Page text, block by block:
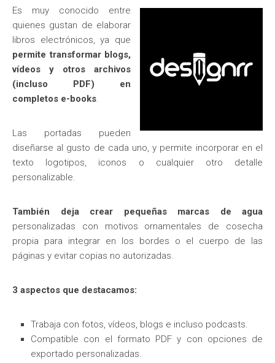
Es muy conocido entre
quienes gustan de elaborar
libros electrónicos, ya que
permite transformar blogs,
vídeos y otros archivos
(incluso PDF) en
completos e-books.
Las portadas pueden
diseñarse al gusto de cada uno, y permite incorporar en el
texto logotipos, iconos o cualquier otro detalle
personalizable.
También deja crear pequeñas marcas de agua
personalizadas con motivos ornamentales de cosecha
propia para integrar en los bordes o el cuerpo de las
páginas y evitar copias no autorizadas.
3 aspectos que destacamos:
Trabaja con fotos, vídeos, blogs e incluso podcasts.
Compatible con el formato PDF y con opciones de
exportado personalizadas.